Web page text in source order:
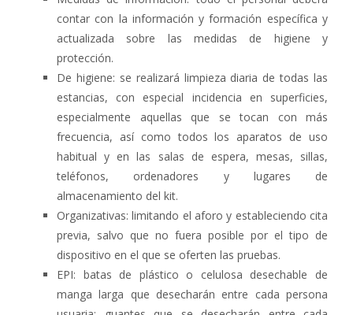
contar con la información y formación específica y
actualizada sobre las medidas de higiene y
protección.
De higiene: se realizará limpieza diaria de todas las
estancias, con especial incidencia en superficies,
especialmente aquellas que se tocan con más
frecuencia, así como todos los aparatos de uso
habitual y en las salas de espera, mesas, sillas,
teléfonos, ordenadores y lugares de
almacenamiento del kit.
Organizativas: limitando el aforo y estableciendo cita
previa, salvo que no fuera posible por el tipo de
dispositivo en el que se oferten las pruebas.
EPI: batas de plástico o celulosa desechable de
manga larga que desecharán entre cada persona